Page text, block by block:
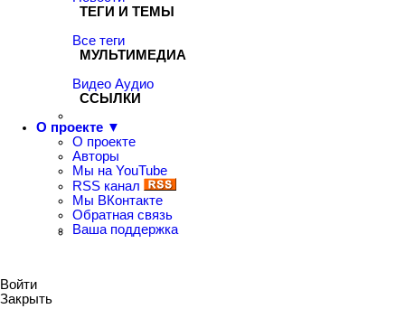
ТЕГИ И ТЕМЫ
Все теги
МУЛЬТИМЕДИА
Видео Аудио
ССЫЛКИ
О проекте ▼
О проекте
Авторы
Мы на YouTube
RSS канал
Мы ВКонтакте
Обратная связь
Ваша поддержка
Войти
Закрыть